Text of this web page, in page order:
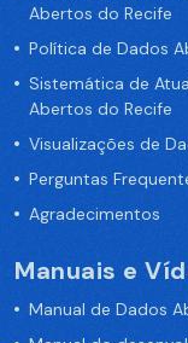
Abertos do Recife
Política de Dados
Sistemática de
Abertos do Recife
Visualizações de
Perguntas
Agradecimentos
Manuais e
Manual de Dados